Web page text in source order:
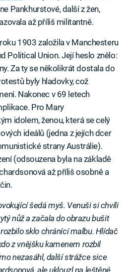
Pankhurstové, další z žen,
až příliš militantně.
1903 založila v Manchesteru
Political Union. Její heslo znělo:
Za ty se několikrát dostala do
byly hladovky, což
Nakonec v 69 letech
Pro Mary
idolem, ženou, která se celý
ideálů (jedna z jejích dcer
strany Austrálie).
(odsouzena byla na základě
až příliš osobně a
šedá myš. Venuši si chvíli
nůž a začala do obrazu bušit
sklo chránící malbu. Hlídač
z vnějšku kamenem rozbil
nezasáhl, další strážce sice